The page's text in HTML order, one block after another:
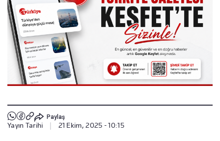
Paylaş
Yayın Tarihi 21 Ekim, 2025 - 10:15